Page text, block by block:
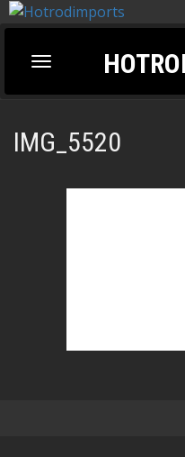
Toggle
navigation
IMG_5520